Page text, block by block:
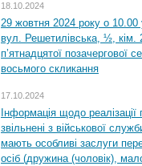
18.10.2024
29 жовтня 2024 року о 10.00
вул. Решетилівська, ½, кім.
п’ятнадцятої позачергової
восьмого скликання
17.10.2024
Інформація щодо
звільнені з військової
мають особливі заслуги
осіб (дружина (чоловік),